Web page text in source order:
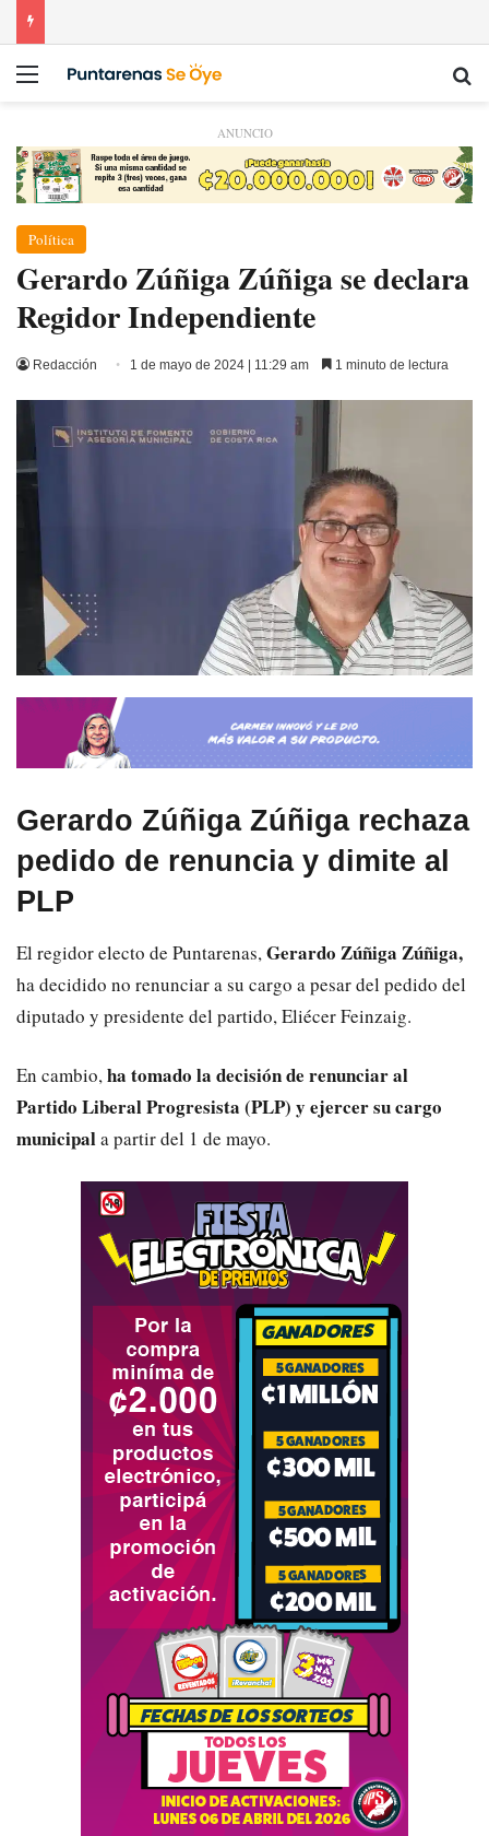
Menú
ANUNCIO
Política
Gerardo Zúñiga Zúñiga se declara
Regidor Independiente
Redacción 1 de mayo de 2024 | 11:29 am 1 minuto de lectura
Gerardo Zúñiga Zúñiga rechaza
pedido de renuncia y dimite al
PLP
El regidor electo de Puntarenas,Gerardo Zúñiga Zúñiga,
ha decidido no renunciar a su cargo a pesar del pedido del
diputado y presidente del partido, Eliécer Feinzaig.
En cambio,ha tomado la decisión de renunciar al
Partido Liberal Progresista (PLP) y ejercer su cargo
municipala partir del 1 de mayo.